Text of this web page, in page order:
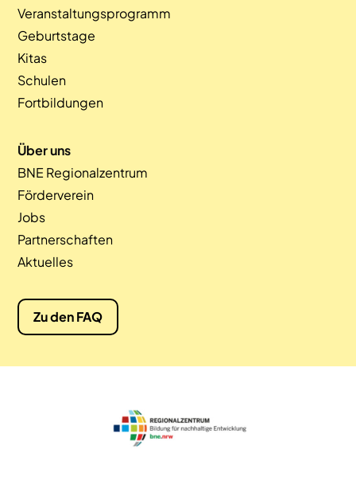
Veranstaltungsprogramm
Geburtstage
Kitas
Schulen
Fortbildungen
Über uns
BNE Regionalzentrum
Förderverein
Jobs
Partnerschaften
Aktuelles
Zu den FAQ